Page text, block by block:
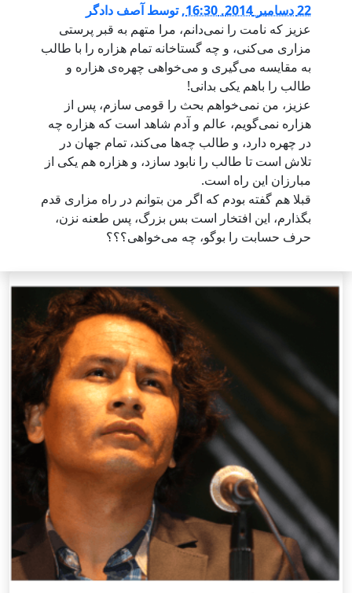
22 دسامبر 2014, 16:30 ,توسطآصف دادگر
عزیز که نامت را نمی‌دانم، مرا متهم به قبر پرستی
مزاری می‌کنی، و چه گستاخانه تمام هزاره را با طالب
به مقایسه می‌گیری و می‌خواهی چهره‌ی هزاره و
طالب را باهم یکی بدانی!
عزیز، من نمی‌خواهم بحث را قومی سازم، پس از
هزاره نمی‌گویم، عالم و آدم شاهد است که هزاره چه
در چهره دارد، و طالب چه‌ها می‌کند، تمام جهان در
تلاش است تا طالب را نابود سازد، و هزاره هم یکی از
مبارزان این راه است.
قبلا هم گفته بودم که اگر من بتوانم در راه مزاری قدم
بگذارم، این افتخار است بس بزرگ، پس طعنه نزن،
حرف حسابت را بوگو، چه می‌خواهی؟؟؟